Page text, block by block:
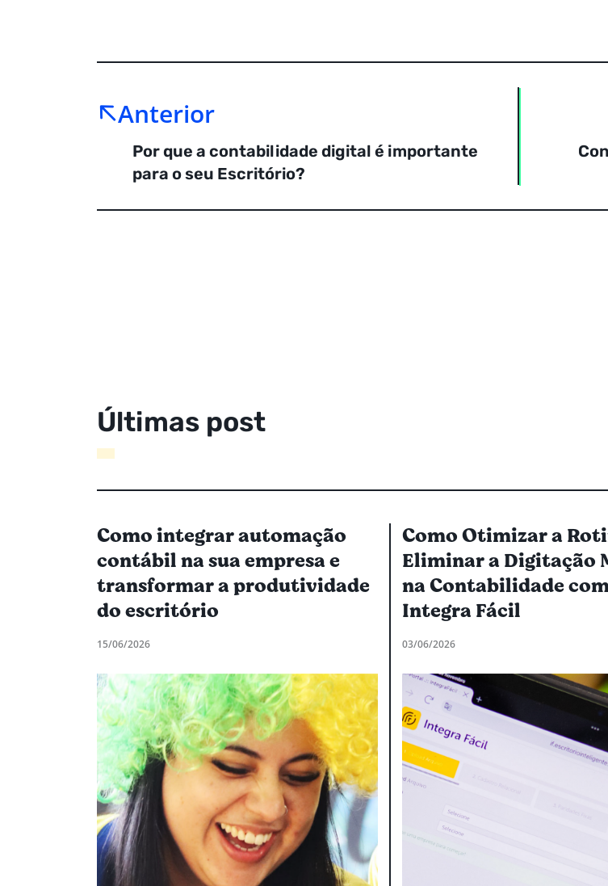
Anterior
Por que a contabilidade digital é importante
para o seu Escritório?
Últimas posta
Como integrar automação
contábil na sua empresa e
transformar a produtividade
do escritório
15/06/2026
Como Otimizar a
Eliminar a Digitação
na Contabilidade
Integra Fácil
03/06/2026